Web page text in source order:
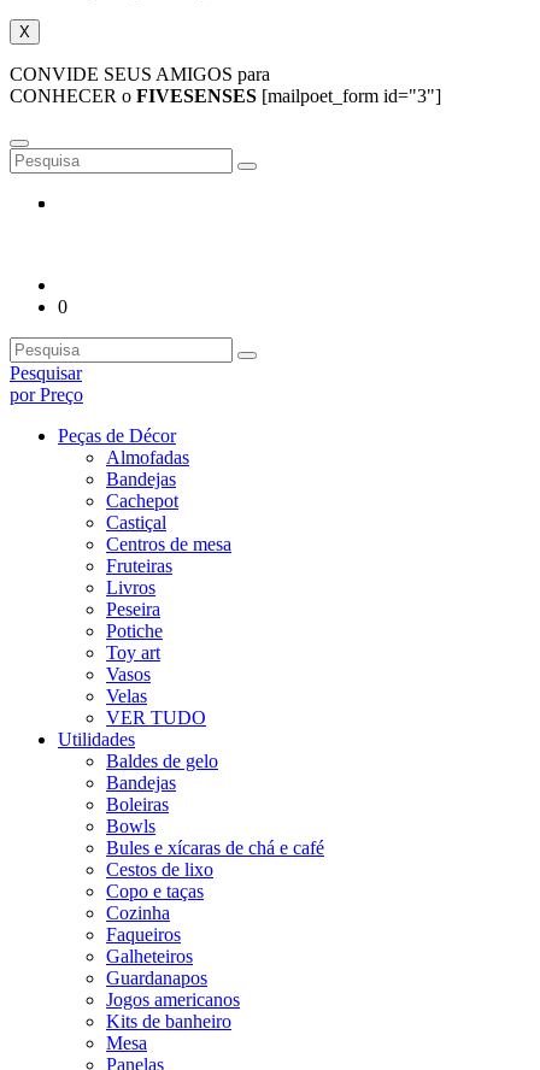
X
CONVIDE SEUS AMIGOS para
CONHECER o FIVESENSES [mailpoet_form id="3"]
0
Pesquisar
por Preço
Peças de Décor
Almofadas
Bandejas
Cachepot
Castiçal
Centros de mesa
Fruteiras
Livros
Peseira
Potiche
Toy art
Vasos
Velas
VER TUDO
Utilidades
Baldes de gelo
Bandejas
Boleiras
Bowls
Bules e xícaras de chá e café
Cestos de lixo
Copo e taças
Cozinha
Faqueiros
Galheteiros
Guardanapos
Jogos americanos
Kits de banheiro
Mesa
Panelas